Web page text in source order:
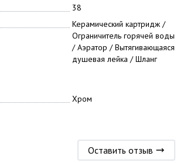
38
Керамический картридж /
Ограничитель горячей воды
/ Аэратор / Вытягивающаяся
душевая лейка / Шланг
Хром
Оставить отзыв